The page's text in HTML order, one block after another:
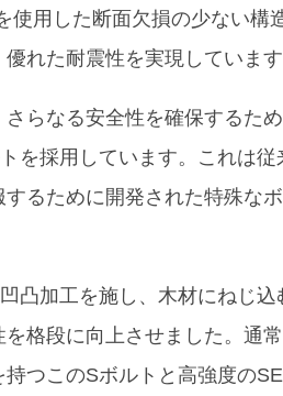
使用した断面欠損の少ない構
れた耐震性を実現していま
らなる安全性を確保するた
を採用しています。これは従
るために開発された特殊な
凸加工を施し、木材にねじ込
を格段に向上させました。通
持つこのSボルトと高強度のSE